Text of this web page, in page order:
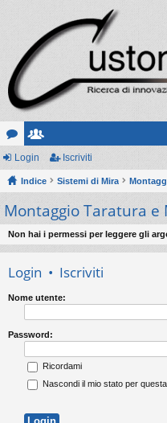
or
u
m
sc
ritt
i
Login Iscriviti
Indice Sistemi di Mira
Montaggio Taratura
Non hai i permessi per leggere gli
Login • Iscriviti
Nome utente:
Password:
Ricordami
Nascondi il mio stato per